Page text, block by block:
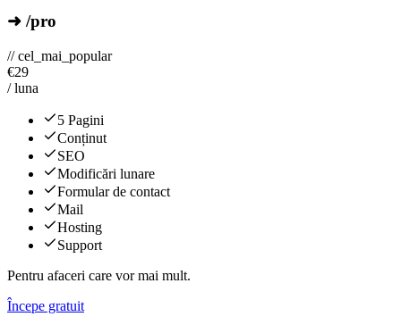
➜ /pro
// cel_mai_popular
€29
/ luna
5 Pagini
Conținut
SEO
Modificări lunare
Formular de contact
Mail
Hosting
Support
Pentru afaceri care vor mai mult.
Începe gratuit